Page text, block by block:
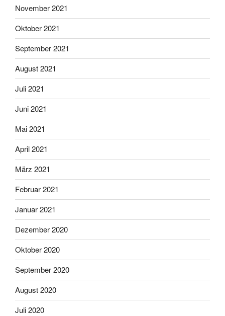
November 2021
Oktober 2021
September 2021
August 2021
Juli 2021
Juni 2021
Mai 2021
April 2021
März 2021
Februar 2021
Januar 2021
Dezember 2020
Oktober 2020
September 2020
August 2020
Juli 2020